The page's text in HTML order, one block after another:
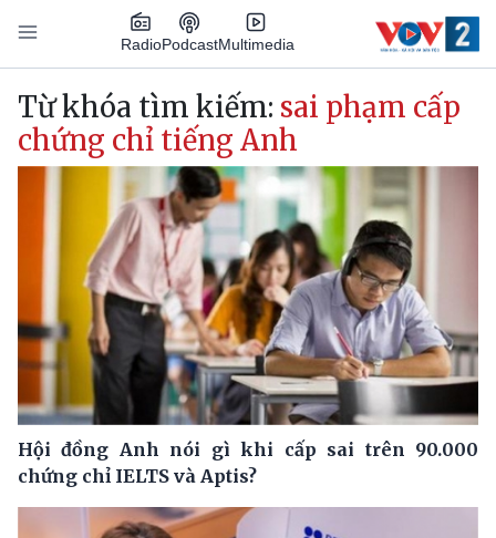
Nhảy đến nội dung
RadioPodcastMultimedia
Main navigation
Từ khóa tìm kiếm: sai phạm cấp
chứng chỉ tiếng Anh
Hội đồng Anh nói gì khi cấp sai trên 90.000
chứng chỉ IELTS và Aptis?